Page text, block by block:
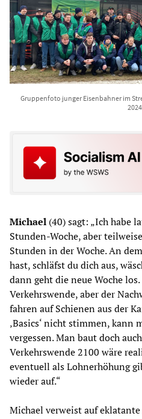
Gruppenfoto junger Eisenbahner im
2024
Michael (40) sagt: „Ich habe
Stunden-Woche, aber
Stunden in der Woche. An
hast, schläfst du dich aus,
dann geht die neue Woche
Verkehrswende, aber der
fahren auf Schienen aus der
‚Basics‘ nicht stimmen, kann
vergessen. Man baut doch
Verkehrswende 2100 wäre
eventuell als Lohnerhöhung
wieder auf.“
Michael verweist auf